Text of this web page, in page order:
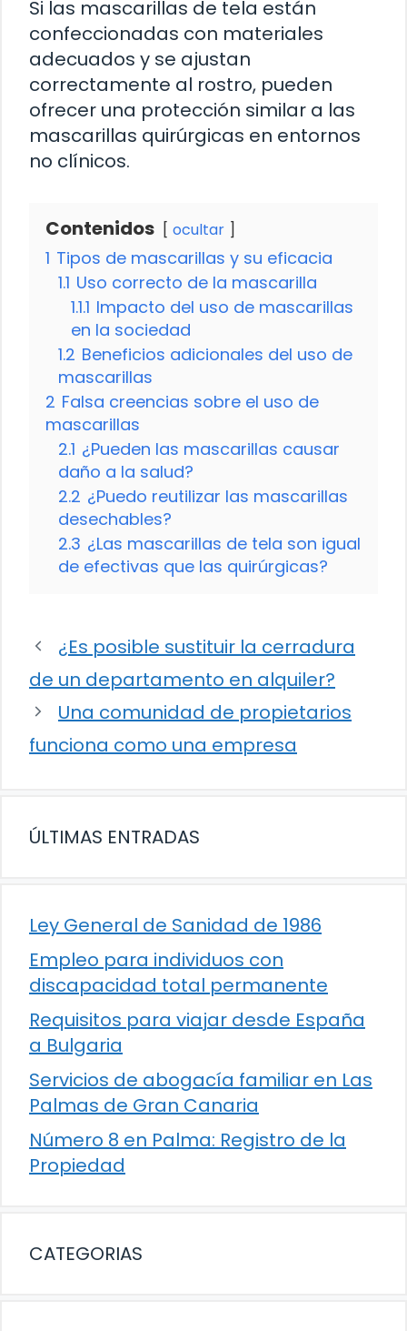
Si las mascarillas de tela están
confeccionadas con materiales
adecuados y se ajustan
correctamente al rostro, pueden
ofrecer una protección similar a las
mascarillas quirúrgicas en entornos
no clínicos.
Contenidos ocultar
1 Tipos de mascarillas y su eficacia
1.1 Uso correcto de la mascarilla
1.1.1 Impacto del uso de mascarillas
en la sociedad
1.2 Beneficios adicionales del uso de
mascarillas
2 Falsa creencias sobre el uso de
mascarillas
2.1 ¿Pueden las mascarillas causar
daño a la salud?
2.2 ¿Puedo reutilizar las mascarillas
desechables?
2.3 ¿Las mascarillas de tela son igual
de efectivas que las quirúrgicas?
¿Es posible sustituir la cerradura
de un departamento en alquiler?
Una comunidad de propietarios
funciona como una empresa
ÚLTIMAS ENTRADAS
Ley General de Sanidad de 1986
Empleo para individuos con
discapacidad total permanente
Requisitos para viajar desde España
a Bulgaria
Servicios de abogacía familiar en Las
Palmas de Gran Canaria
Número 8 en Palma: Registro de la
Propiedad
CATEGORIAS